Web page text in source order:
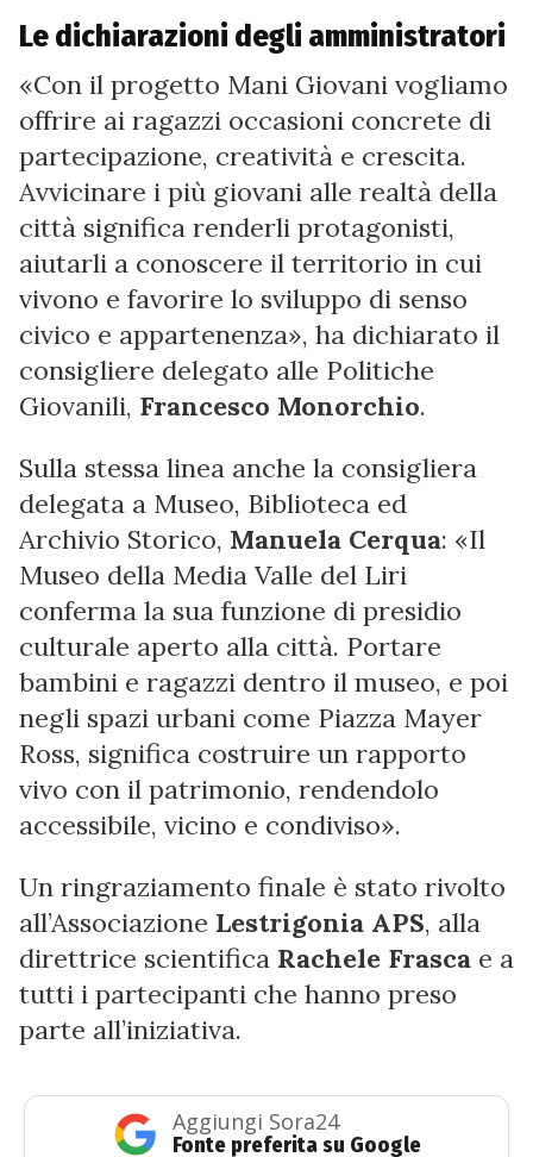
Le dichiarazioni degli amministratori
«Con il progetto Mani Giovani vogliamo
offrire ai ragazzi occasioni concrete di
partecipazione, creatività e crescita.
Avvicinare i più giovani alle realtà della
città significa renderli protagonisti,
aiutarli a conoscere il territorio in cui
vivono e favorire lo sviluppo di senso
civico e appartenenza», ha dichiarato il
consigliere delegato alle Politiche
Giovanili, Francesco Monorchio.
Sulla stessa linea anche la consigliera
delegata a Museo, Biblioteca ed
Archivio Storico, Manuela Cerqua: «Il
Museo della Media Valle del Liri
conferma la sua funzione di presidio
culturale aperto alla città. Portare
bambini e ragazzi dentro il museo, e poi
negli spazi urbani come Piazza Mayer
Ross, significa costruire un rapporto
vivo con il patrimonio, rendendolo
accessibile, vicino e condiviso».
Un ringraziamento finale è stato rivolto
all’Associazione Lestrigonia APS, alla
direttrice scientifica Rachele Frasca e a
tutti i partecipanti che hanno preso
parte all’iniziativa.
Aggiungi Sora24
Fonte preferita su Google